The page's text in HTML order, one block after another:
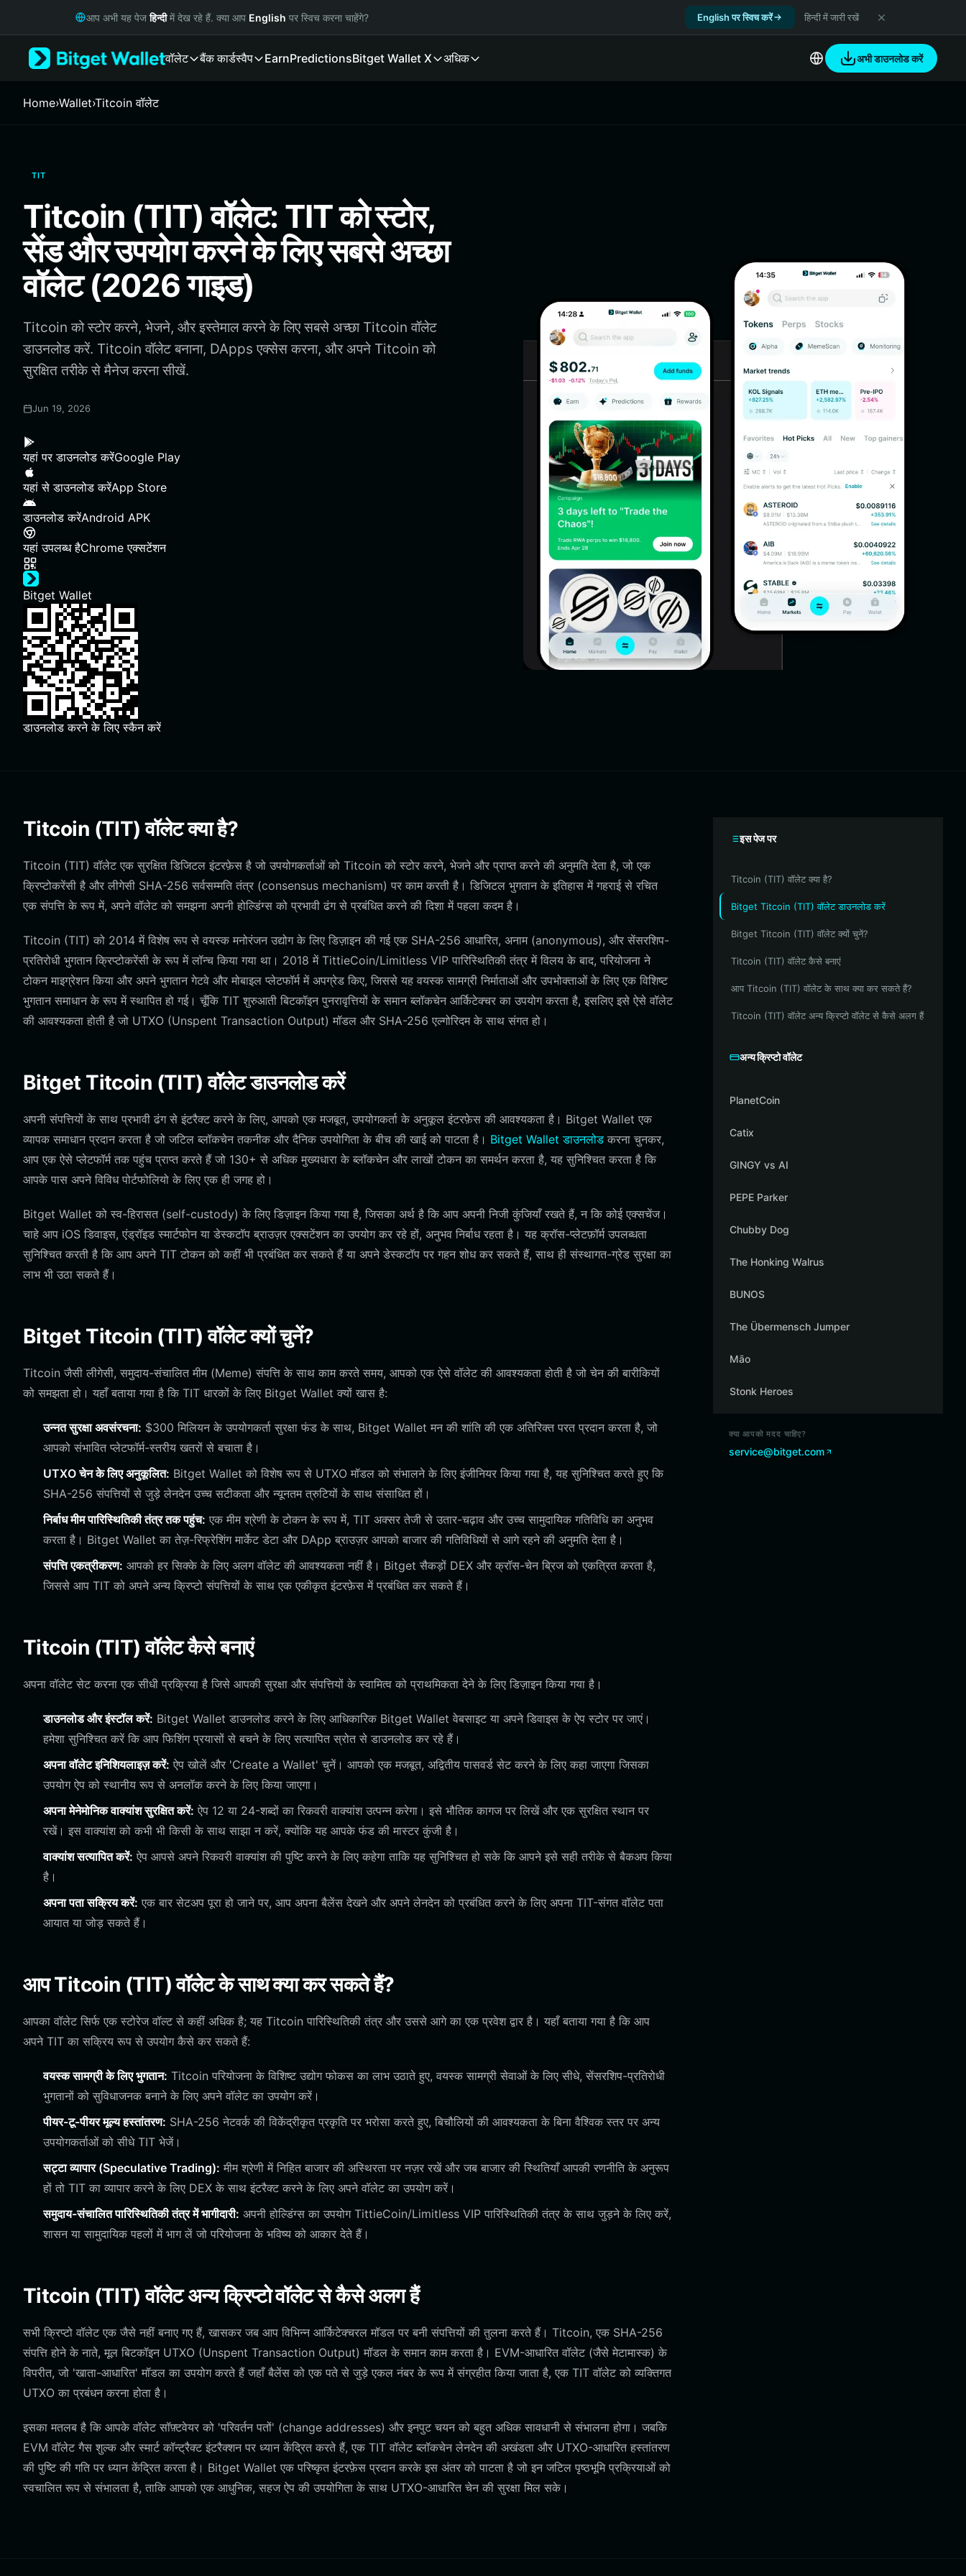
Русский
Italiano
繁體中文
Bahasa Indonesia
ภาษาไทย
Español
Português (Brasil)
Español (Argentina)
आप अभी यह पेजहिन्दीमें देख रहे हैं. क्या आप English पर स्विच करना चाहेंगे? English पर स्विच करें हिन्दी में जारी रखें
वॉलेट बैंक कार्डस्वैप EarnPredictionsBitget Wallet X अधिक अभी डाउनलोड करें
Home›Wallet›Titcoin वॉलेट
TIT
Titcoin (TIT) वॉलेट: TIT को स्टोर,
सेंड और उपयोग करने के लिए सबसे अच्छा
वॉलेट (2026 गाइड)
Titcoin को स्टोर करने, भेजने, और इस्तेमाल करने के लिए सबसे अच्छा Titcoin वॉलेट
डाउनलोड करें. Titcoin वॉलेट बनाना, DApps एक्सेस करना, और अपने Titcoin को
सुरक्षित तरीके से मैनेज करना सीखें.
Jun 19, 2026
यहां पर डाउनलोड करेंGoogle Play
यहां से डाउनलोड करेंApp Store
डाउनलोड करेंAndroid APK
यहां उपलब्ध हैChrome एक्सटेंशन
Bitget Wallet
डाउनलोड करने के लिए स्कैन करें
Titcoin (TIT) वॉलेट क्या है?
Titcoin (TIT) वॉलेट एक सुरक्षित डिजिटल इंटरफ़ेस है जो उपयोगकर्ताओं को Titcoin को स्टोर करने, भेजने और प्राप्त करने की अनुमति देता है, जो एक
क्रिप्टोकरेंसी है और लीगेसी SHA-256 सर्वसम्मति तंत्र (consensus mechanism) पर काम करती है। डिजिटल भुगतान के इतिहास में गहराई से रचित
एक संपत्ति के रूप में, अपने वॉलेट को समझना अपनी होल्डिंग्स को प्रभावी ढंग से प्रबंधित करने की दिशा में पहला कदम है।
Titcoin (TIT) को 2014 में विशेष रूप से वयस्क मनोरंजन उद्योग के लिए डिज़ाइन की गई एक SHA-256 आधारित, अनाम (anonymous), और सेंसरशिप-
प्रतिरोधी भुगतान क्रिप्टोकरेंसी के रूप में लॉन्च किया गया था। 2018 में TittieCoin/Limitless VIP पारिस्थितिकी तंत्र में विलय के बाद, परियोजना ने
टोकन माइग्रेशन किया और अपने भुगतान गेटवे और मोबाइल प्लेटफॉर्म में अपग्रेड किए, जिससे यह वयस्क सामग्री निर्माताओं और उपभोक्ताओं के लिए एक विशिष्ट
भुगतान समाधान के रूप में स्थापित हो गई। चूँकि TIT शुरुआती बिटकॉइन पुनरावृत्तियों के समान ब्लॉकचेन आर्किटेक्चर का उपयोग करता है, इसलिए इसे ऐसे वॉलेट
की आवश्यकता होती है जो UTXO (Unspent Transaction Output) मॉडल और SHA-256 एल्गोरिदम के साथ संगत हो।
Bitget Titcoin (TIT) वॉलेट डाउनलोड करें
अपनी संपत्तियों के साथ प्रभावी ढंग से इंटरैक्ट करने के लिए, आपको एक मजबूत, उपयोगकर्ता के अनुकूल इंटरफ़ेस की आवश्यकता है। Bitget Wallet एक
व्यापक समाधान प्रदान करता है जो जटिल ब्लॉकचेन तकनीक और दैनिक उपयोगिता के बीच की खाई को पाटता है। Bitget Wallet डाउनलोड करना चुनकर,
आप एक ऐसे प्लेटफॉर्म तक पहुंच प्राप्त करते हैं जो 130+ से अधिक मुख्यधारा के ब्लॉकचेन और लाखों टोकन का समर्थन करता है, यह सुनिश्चित करता है कि
आपके पास अपने विविध पोर्टफोलियो के लिए एक ही जगह हो।
Bitget Wallet को स्व-हिरासत (self-custody) के लिए डिज़ाइन किया गया है, जिसका अर्थ है कि आप अपनी निजी कुंजियाँ रखते हैं, न कि कोई एक्सचेंज।
चाहे आप iOS डिवाइस, एंड्रॉइड स्मार्टफोन या डेस्कटॉप ब्राउज़र एक्सटेंशन का उपयोग कर रहे हों, अनुभव निर्बाध रहता है। यह क्रॉस-प्लेटफ़ॉर्म उपलब्धता
सुनिश्चित करती है कि आप अपने TIT टोकन को कहीं भी प्रबंधित कर सकते हैं या अपने डेस्कटॉप पर गहन शोध कर सकते हैं, साथ ही संस्थागत-ग्रेड सुरक्षा का
लाभ भी उठा सकते हैं।
Bitget Titcoin (TIT) वॉलेट क्यों चुनें?
Titcoin जैसी लीगेसी, समुदाय-संचालित मीम (Meme) संपत्ति के साथ काम करते समय, आपको एक ऐसे वॉलेट की आवश्यकता होती है जो चेन की बारीकियों
को समझता हो। यहाँ बताया गया है कि TIT धारकों के लिए Bitget Wallet क्यों खास है:
उन्नत सुरक्षा अवसंरचना: $300 मिलियन के उपयोगकर्ता सुरक्षा फंड के साथ, Bitget Wallet मन की शांति की एक अतिरिक्त परत प्रदान करता है, जो
आपको संभावित प्लेटफॉर्म-स्तरीय खतरों से बचाता है।
UTXO चेन के लिए अनुकूलित: Bitget Wallet को विशेष रूप से UTXO मॉडल को संभालने के लिए इंजीनियर किया गया है, यह सुनिश्चित करते हुए कि
SHA-256 संपत्तियों से जुड़े लेनदेन उच्च सटीकता और न्यूनतम त्रुटियों के साथ संसाधित हों।
निर्बाध मीम पारिस्थितिकी तंत्र तक पहुंच: एक मीम श्रेणी के टोकन के रूप में, TIT अक्सर तेजी से उतार-चढ़ाव और उच्च सामुदायिक गतिविधि का अनुभव
करता है। Bitget Wallet का तेज़-रिफ्रेशिंग मार्केट डेटा और DApp ब्राउज़र आपको बाजार की गतिविधियों से आगे रहने की अनुमति देता है।
संपत्ति एकत्रीकरण: आपको हर सिक्के के लिए अलग वॉलेट की आवश्यकता नहीं है। Bitget सैकड़ों DEX और क्रॉस-चेन ब्रिज को एकत्रित करता है,
जिससे आप TIT को अपने अन्य क्रिप्टो संपत्तियों के साथ एक एकीकृत इंटरफ़ेस में प्रबंधित कर सकते हैं।
Titcoin (TIT) वॉलेट कैसे बनाएं
अपना वॉलेट सेट करना एक सीधी प्रक्रिया है जिसे आपकी सुरक्षा और संपत्तियों के स्वामित्व को प्राथमिकता देने के लिए डिज़ाइन किया गया है।
डाउनलोड और इंस्टॉल करें: Bitget Wallet डाउनलोड करने के लिए आधिकारिक Bitget Wallet वेबसाइट या अपने डिवाइस के ऐप स्टोर पर जाएं।
हमेशा सुनिश्चित करें कि आप फिशिंग प्रयासों से बचने के लिए सत्यापित स्रोत से डाउनलोड कर रहे हैं।
अपना वॉलेट इनिशियलाइज़ करें: ऐप खोलें और 'Create a Wallet' चुनें। आपको एक मजबूत, अद्वितीय पासवर्ड सेट करने के लिए कहा जाएगा जिसका
उपयोग ऐप को स्थानीय रूप से अनलॉक करने के लिए किया जाएगा।
अपना मेनेमोनिक वाक्यांश सुरक्षित करें: ऐप 12 या 24-शब्दों का रिकवरी वाक्यांश उत्पन्न करेगा। इसे भौतिक कागज पर लिखें और एक सुरक्षित स्थान पर
रखें। इस वाक्यांश को कभी भी किसी के साथ साझा न करें, क्योंकि यह आपके फंड की मास्टर कुंजी है।
वाक्यांश सत्यापित करें: ऐप आपसे अपने रिकवरी वाक्यांश की पुष्टि करने के लिए कहेगा ताकि यह सुनिश्चित हो सके कि आपने इसे सही तरीके से बैकअप किया
है।
अपना पता सक्रिय करें: एक बार सेटअप पूरा हो जाने पर, आप अपना बैलेंस देखने और अपने लेनदेन को प्रबंधित करने के लिए अपना TIT-संगत वॉलेट पता
आयात या जोड़ सकते हैं।
आप Titcoin (TIT) वॉलेट के साथ क्या कर सकते हैं?
आपका वॉलेट सिर्फ एक स्टोरेज वॉल्ट से कहीं अधिक है; यह Titcoin पारिस्थितिकी तंत्र और उससे आगे का एक प्रवेश द्वार है। यहाँ बताया गया है कि आप
अपने TIT का सक्रिय रूप से उपयोग कैसे कर सकते हैं:
वयस्क सामग्री के लिए भुगतान: Titcoin परियोजना के विशिष्ट उद्योग फोकस का लाभ उठाते हुए, वयस्क सामग्री सेवाओं के लिए सीधे, सेंसरशिप-प्रतिरोधी
भुगतानों को सुविधाजनक बनाने के लिए अपने वॉलेट का उपयोग करें।
पीयर-टू-पीयर मूल्य हस्तांतरण: SHA-256 नेटवर्क की विकेंद्रीकृत प्रकृति पर भरोसा करते हुए, बिचौलियों की आवश्यकता के बिना वैश्विक स्तर पर अन्य
उपयोगकर्ताओं को सीधे TIT भेजें।
सट्टा व्यापार (Speculative Trading): मीम श्रेणी में निहित बाजार की अस्थिरता पर नज़र रखें और जब बाजार की स्थितियाँ आपकी रणनीति के अनुरूप
हों तो TIT का व्यापार करने के लिए DEX के साथ इंटरैक्ट करने के लिए अपने वॉलेट का उपयोग करें।
समुदाय-संचालित पारिस्थितिकी तंत्र में भागीदारी: अपनी होल्डिंग्स का उपयोग TittieCoin/Limitless VIP पारिस्थितिकी तंत्र के साथ जुड़ने के लिए करें,
शासन या सामुदायिक पहलों में भाग लें जो परियोजना के भविष्य को आकार देते हैं।
Titcoin (TIT) वॉलेट अन्य क्रिप्टो वॉलेट से कैसे अलग हैं
सभी क्रिप्टो वॉलेट एक जैसे नहीं बनाए गए हैं, खासकर जब आप विभिन्न आर्किटेक्चरल मॉडल पर बनी संपत्तियों की तुलना करते हैं। Titcoin, एक SHA-256
संपत्ति होने के नाते, मूल बिटकॉइन UTXO (Unspent Transaction Output) मॉडल के समान काम करता है। EVM-आधारित वॉलेट (जैसे मेटामास्क) के
विपरीत, जो 'खाता-आधारित' मॉडल का उपयोग करते हैं जहाँ बैलेंस को एक पते से जुड़े एकल नंबर के रूप में संग्रहीत किया जाता है, एक TIT वॉलेट को व्यक्तिगत
UTXO का प्रबंधन करना होता है।
इसका मतलब है कि आपके वॉलेट सॉफ़्टवेयर को 'परिवर्तन पतों' (change addresses) और इनपुट चयन को बहुत अधिक सावधानी से संभालना होगा। जबकि
EVM वॉलेट गैस शुल्क और स्मार्ट कॉन्ट्रैक्ट इंटरैक्शन पर ध्यान केंद्रित करते हैं, एक TIT वॉलेट ब्लॉकचेन लेनदेन की अखंडता और UTXO-आधारित हस्तांतरण
की पुष्टि की गति पर ध्यान केंद्रित करता है। Bitget Wallet एक परिष्कृत इंटरफ़ेस प्रदान करके इस अंतर को पाटता है जो इन जटिल पृष्ठभूमि प्रक्रियाओं को
स्वचालित रूप से संभालता है, ताकि आपको एक आधुनिक, सहज ऐप की उपयोगिता के साथ UTXO-आधारित चेन की सुरक्षा मिल सके।
इस पेज पर
Titcoin (TIT) वॉलेट क्या है?
Bitget Titcoin (TIT) वॉलेट डाउनलोड करें
Bitget Titcoin (TIT) वॉलेट क्यों चुनें?
Titcoin (TIT) वॉलेट कैसे बनाएं
आप Titcoin (TIT) वॉलेट के साथ क्या कर सकते हैं?
Titcoin (TIT) वॉलेट अन्य क्रिप्टो वॉलेट से कैसे अलग हैं
अन्य क्रिप्टो वॉलेट
PlanetCoin
Catix
GINGY vs AI
PEPE Parker
Chubby Dog
The Honking Walrus
BUNOS
The Übermensch Jumper
Māo
Stonk Heroes
क्या आपको मदद चाहिए?
service@bitget.com